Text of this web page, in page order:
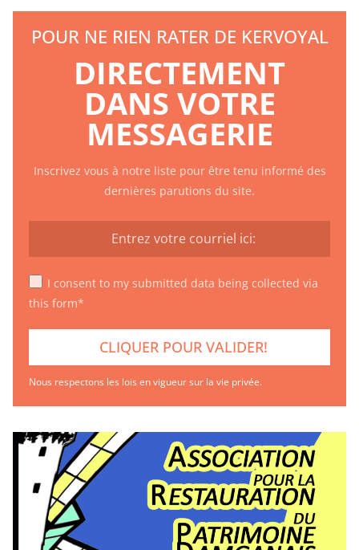
POUR NE RIEN RATER DE KERVOYAL
DIRECTEMENT
DANS VOTRE
MESSAGERIE
Inscrivez vous à notre liste pour être tenu informé des
dernières parutions du site.
I consent to my submitted data being collected via
this form*
Nous respectons les lois en vigueur sur la vie privée.